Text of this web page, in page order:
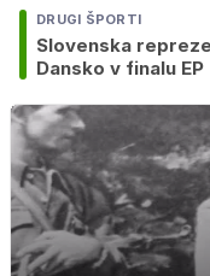
DRUGI ŠPORTI
Slovenska
Dansko v finalu EP